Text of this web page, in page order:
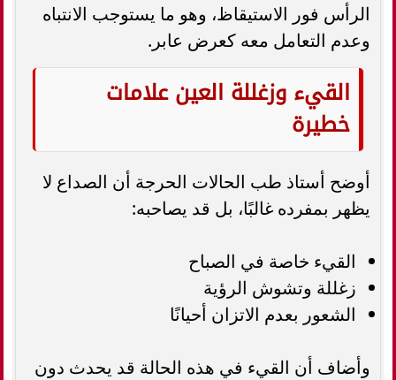
الرأس فور الاستيقاظ، وهو ما يستوجب الانتباه
وعدم التعامل معه كعرض عابر.
القيء وزغللة العين علامات
خطيرة
أوضح أستاذ طب الحالات الحرجة أن الصداع لا
يظهر بمفرده غالبًا، بل قد يصاحبه:
القيء خاصة في الصباح
زغللة وتشوش الرؤية
الشعور بعدم الاتزان أحيانًا
وأضاف أن القيء في هذه الحالة قد يحدث دون